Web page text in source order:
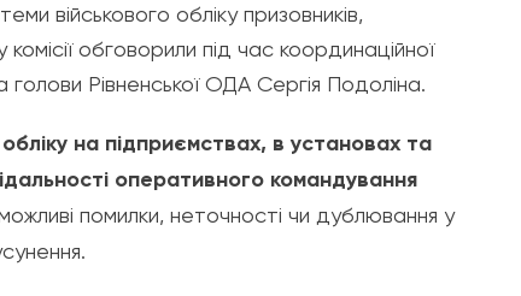
військового обліку призовників,
обговорили під час координаційної
Рівненської ОДА Сергія Подоліна.
обліку на підприємствах, в установах та
оперативного командування
помилки, неточності чи дублювання у